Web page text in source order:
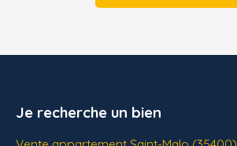
Je recherche un bien